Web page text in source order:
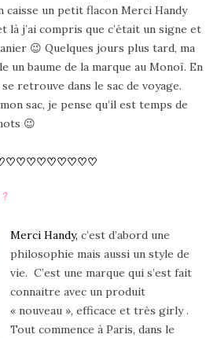
caisse un petit flacon Merci Handy
là j’ai compris que c’était un signe et
😉 Quelques jours plus tard, ma
un baume de la marque au Monoï. En
retrouve dans le sac de voyage.
sac, je pense qu’il est temps de
😉
Merci Handy, c’est d’abord une
philosophie mais aussi un style de
vie. C’est une marque qui s’est fait
connaitre avec un produit
« nouveau », efficace et très girly .
Tout commence à Paris, dans le